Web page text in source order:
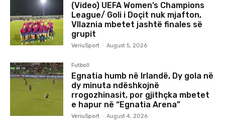
(Video) UEFA Women’s Champions
League/ Goli i Doçit nuk mjafton,
Vllaznia mbetet jashtë finales së
grupit
VeriuSport - August 5, 2026
Futboll
Egnatia humb në Irlandë, Dy gola në
dy minuta ndëshkojnë
rrogozhinasit, por gjithçka mbetet
e hapur në “Egnatia Arena”
VeriuSport - August 4, 2026